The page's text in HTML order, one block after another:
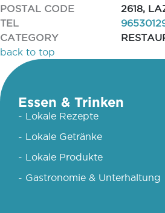
POSTAL CODE
2618,
TEL
CATEGORY
back to top
Essen & Trinken
- Lokale Rezepte
- Lokale Getränke
- Lokale Produkte
- Gastronomie & Unterhaltung